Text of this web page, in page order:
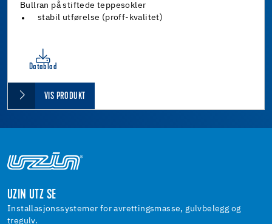
Bullran på stiftede teppesokler
stabil utførelse (proff-kvalitet)
Datablad
VIS PRODUKT
UZIN UTZ SE
Installasjonssystemer for avrettingsmasse, gulvbelegg og
tregulv.